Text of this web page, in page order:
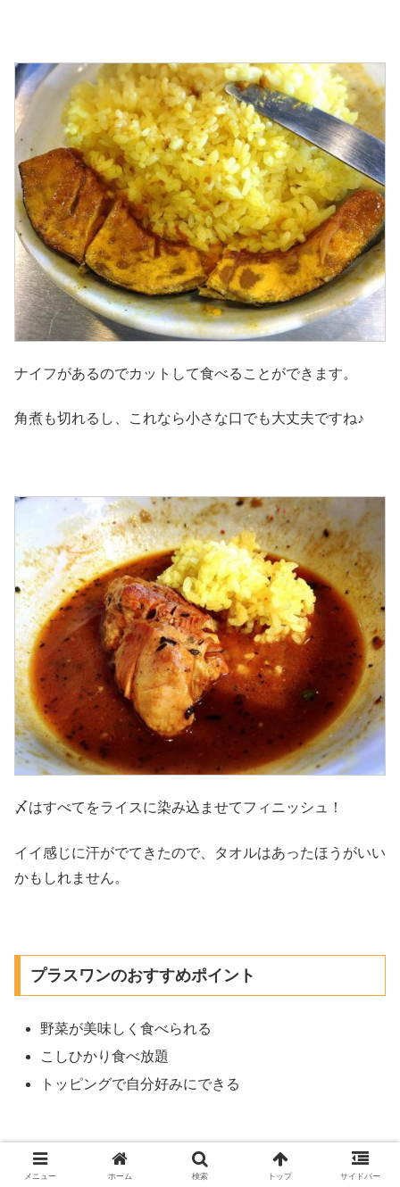
ナイフがあるのでカットして食べることができます。
角煮も切れるし、これなら小さな口でも大丈夫ですね♪
〆はすべてをライスに染み込ませてフィニッシュ！
イイ感じに汗がでてきたので、タオルはあったほうがいい
かもしれません。
プラスワンのおすすめポイント
野菜が美味しく食べられる
こしひかり食べ放題
トッピングで自分好みにできる
感想
メニュー ホーム 検索 トップ サイドバー